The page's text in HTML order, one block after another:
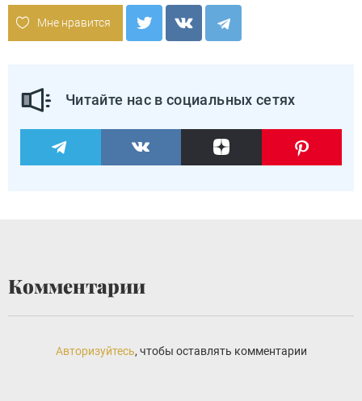
Мне нравится
Читайте нас в социальных сетях
Комментарии
Авторизуйтесь, чтобы оставлять комментарии